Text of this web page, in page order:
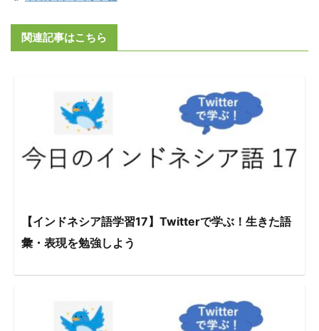
関連記事はこちら
【インドネシア語学習17】Twitterで学ぶ！生きた語
彙・表現を勉強しよう